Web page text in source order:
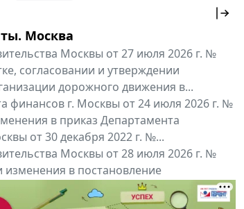
Москва
Москвы от 27 июля 2026 г. №
согласовании и утверждении
дорожного движения в...
финансов г. Москвы от 24 июля 2026 г. №
в приказ Департамента
от 30 декабря 2022 г. №...
Москвы от 28 июля 2026 г. №
в постановление
от 26 июля 2011 г. № 334-ПП"
Мой регион ...